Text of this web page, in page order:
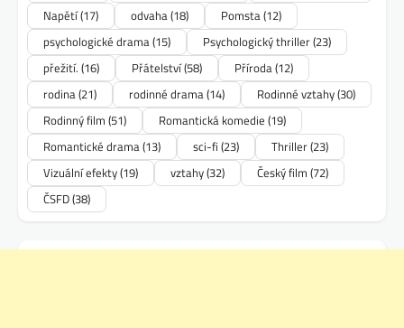
Napětí(17) odvaha(18) Pomsta(12)
psychologické drama(15) Psychologický thriller(23)
přežití. (16) Přátelství(58) Příroda(12)
rodina(21) rodinné drama(14) Rodinné vztahy(30)
Rodinný film (51) Romantická komedie (19)
Romantické drama(13) sci-fi (23) Thriller(23)
Vizuální efekty(19) vztahy(32) Český film (72)
ČSFD(38)